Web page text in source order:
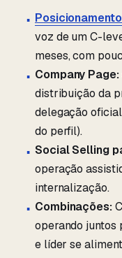
voz de um C-
meses, com
Company Page:
distribuição da
delegação
do perfil).
Social Selling
operação
internalização.
Combinações:
operando juntos
e líder se